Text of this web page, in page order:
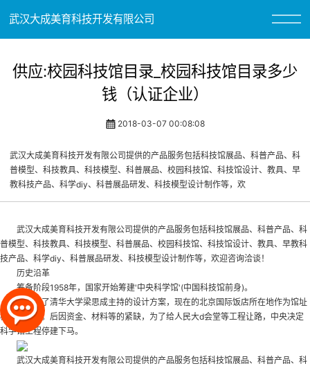
武汉大成美育科技开发有限公司
供应:校园科技馆目录_校园科技馆目录多少
钱（认证企业）
2018-03-07 00:08:08
武汉大成美育科技开发有限公司提供的产品服务包括科技馆展品、科普产品、科
普模型、科技教具、科技模型、科普展品、校园科技馆、科技馆设计、教具、早
教科技产品、科学diy、科普展品研发、科技模型设计制作等，欢
武汉大成美育科技开发有限公司提供的产品服务包括科技馆展品、科普产品、科
普模型、科技教具、科技模型、科普展品、 校园科技馆、科技馆设计、教具、早教科
技产品、科学diy、科普展品研发、科技模型设计制作等，欢迎咨询洽谈！
历史沿革
筹备阶段1958年，国家开始筹建'中央科学馆'(中国科技馆前身)。
并选中了清华大学梁思成主持的设计方案，现在的北京国际饭店所在地作为馆址
校园科技馆 。后因资金、材料等的紧缺，为了给人民大d会堂等工程让路，中央决定
科学馆工程停建下马。
武汉大成美育科技开发有限公司提供的产品服务包括科技馆展品、科普产品、科